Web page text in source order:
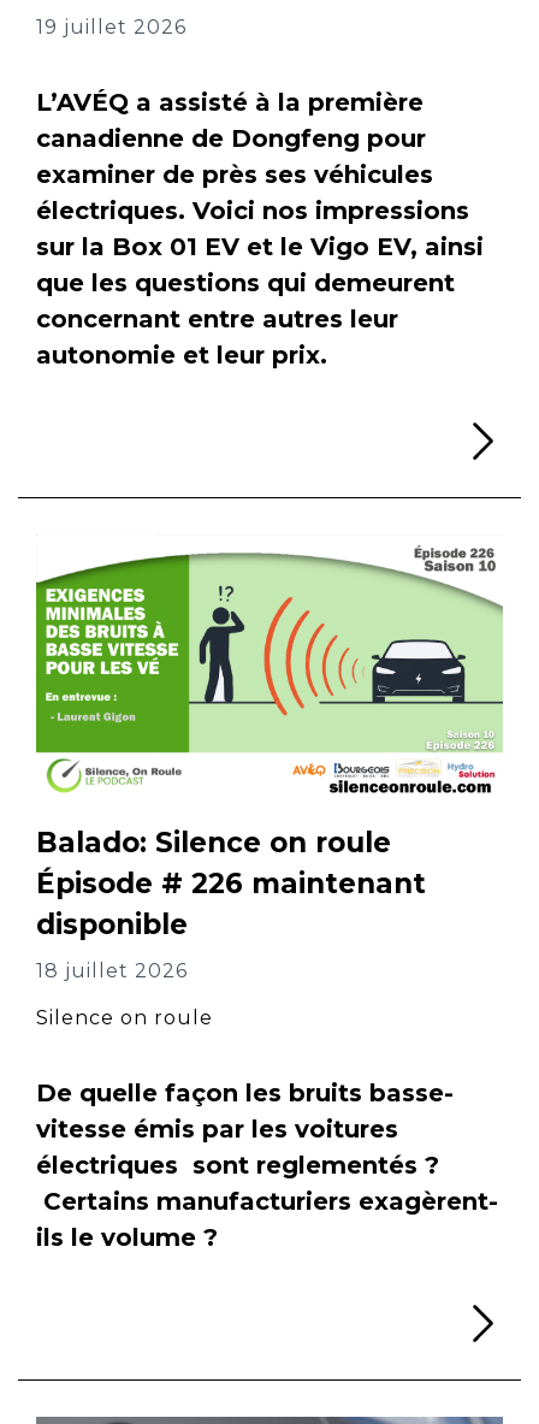
19 juillet 2026
L’AVÉQ a assisté à la première
canadienne de Dongfeng pour
examiner de près ses véhicules
électriques. Voici nos impressions
sur la Box 01 EV et le Vigo EV, ainsi
que les questions qui demeurent
concernant entre autres leur
autonomie et leur prix.
Balado: Silence on roule
Épisode # 226 maintenant
disponible
18 juillet 2026
Silence on roule
De quelle façon les bruits basse-
vitesse émis par les voitures
électriques sont reglementés ?
Certains manufacturiers exagèrent-
ils le volume ?